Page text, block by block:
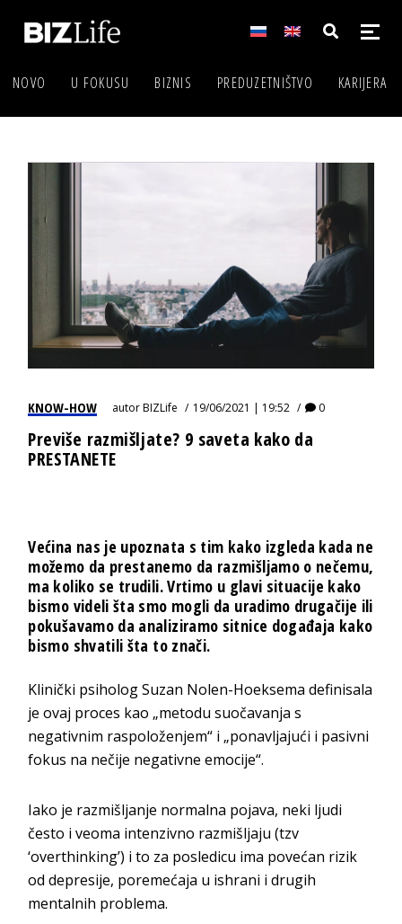
NOVO U FOKUSU BIZNIS PREDUZETNIŠTVO KARIJERA
KNOW-HOW autorBIZLife 19/06/2021 | 19:52 0
Previše razmišljate? 9 saveta kako da
PRESTANETE
Većina nas je upoznata s tim kako izgleda kada ne
možemo da prestanemo da razmišljamo o nečemu,
ma koliko se trudili. Vrtimo u glavi situacije kako
bismo videli šta smo mogli da uradimo drugačije ili
pokušavamo da analiziramo sitnice događaja kako
bismo shvatili šta to znači.
Klinički psiholog Suzan Nolen-Hoeksema definisala
je ovaj proces kao „metodu suočavanja s
negativnim raspoloženjem“ i „ponavljajući i pasivni
fokus na nečije negativne emocije“.
Iako je razmišljanje normalna pojava, neki ljudi
često i veoma intenzivno razmišljaju (tzv
‘overthinking’) i to za posledicu ima povećan rizik
od depresije, poremećaja u ishrani i drugih
mentalnih problema.